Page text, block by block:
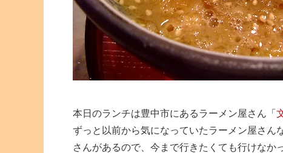
本日のランチは豊中市にあるラーメン屋さん「
ずっと以前から気になっていたラーメン屋さん
さんがあるので、今まで行きたくても行けなか